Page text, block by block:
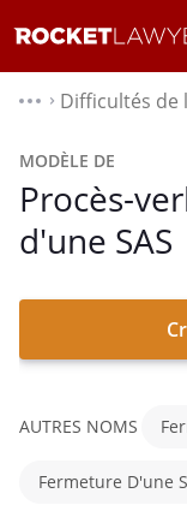
⌃ Difficultés de
MODÈLE DE
Procès-
d'une SAS
AUTRES NOMS
Fermeture D'une